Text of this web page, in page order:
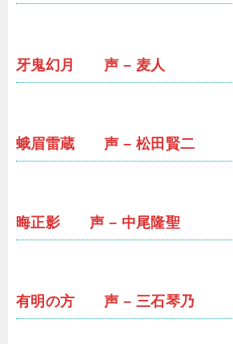
牙鬼幻月 声 – 麦人
蛾眉雷蔵 声 – 松田賢二
晦正影 声 – 中尾隆聖
有明の方 声 – 三石琴乃